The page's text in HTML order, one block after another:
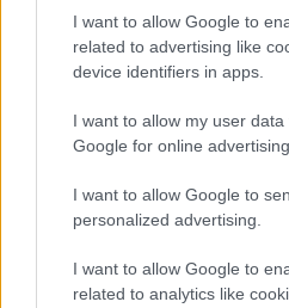
I want to allow Google to
related to advertising like
device identifiers in apps.
I want to allow my user
Google for online
I want to allow Google to
personalized advertising.
I want to allow Google to
related to analytics like